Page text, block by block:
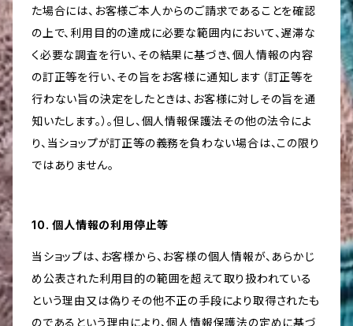
た場合には、お客様ご本人からのご請求であることを確認
の上で、利用目的の達成に必要な範囲内において、遅滞な
く必要な調査を行い、その結果に基づき、個人情報の内容
の訂正等を行い、その旨をお客様に通知します（訂正等を
行わない旨の決定をしたときは、お客様に対しその旨を通
知いたします。）。但し、個人情報保護法その他の法令によ
り、当ショップが訂正等の義務を負わない場合は、この限り
ではありません。
10. 個人情報の利用停止等
当ショップは、お客様から、お客様の個人情報が、あらかじ
め公表された利用目的の範囲を超えて取り扱われている
という理由又は偽りその他不正の手段により取得されたも
のであるという理由により、個人情報保護法の定めに基づ